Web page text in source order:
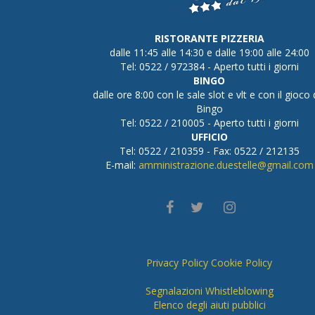
RISTORANTE PIZZERIA
dalle 11:45 alle 14:30 e dalle 19:00 alle 24:00
Tel: 0522 / 972384 - Aperto tutti i giorni
BINGO
dalle ore 8:00 con le sale slot e vlt e con il gioco
Bingo
Tel: 0522 / 210005 - Aperto tutti i giorni
UFFICIO
Tel: 0522 / 210359 - Fax: 0522 / 212135
E-mail: amministrazione.duestelle@gmail.com
Privacy Policy Cookie Policy
Segnalazioni Whistleblowing
Elenco degli aiuti pubblici